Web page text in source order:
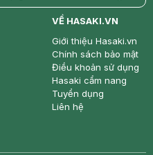
price
VỀ HASAKI.VN
Giới thiệu Hasaki.vn
Chính sách bảo mật
Điều khoản sử dụng
Hasaki cẩm nang
Tuyển dụng
Liên hệ